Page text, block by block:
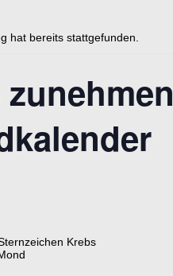
hat bereits stattgefunden.